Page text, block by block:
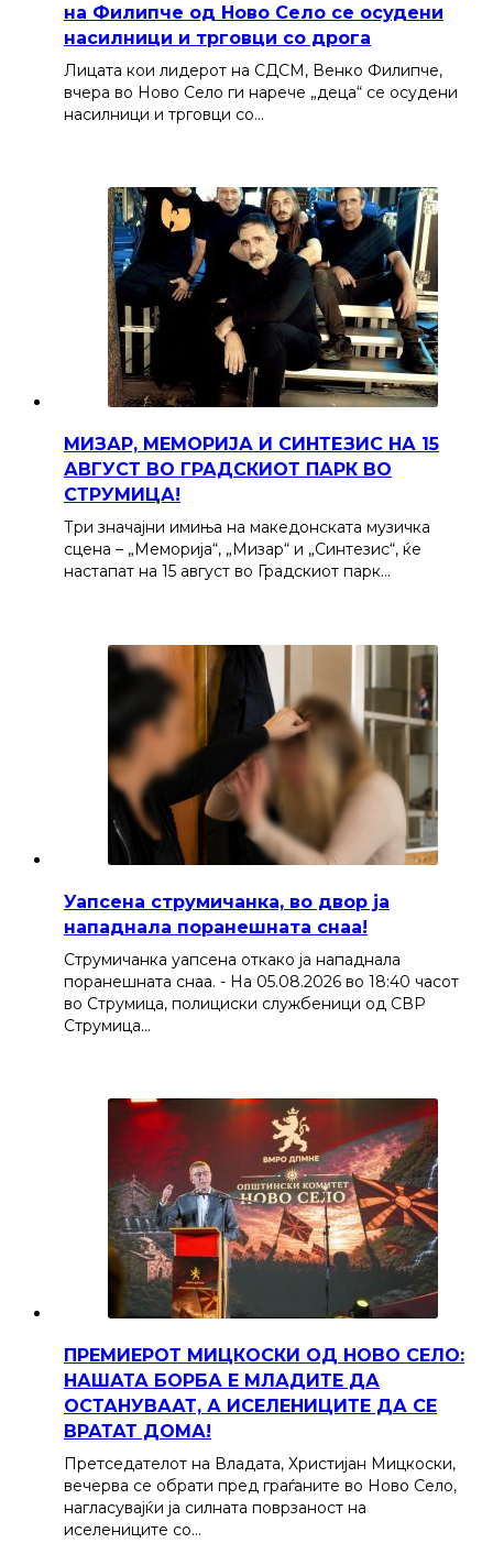
на Филипче од Ново Село се осудени
насилници и трговци со дрога
Лицата кои лидерот на СДСМ, Венко Филипче,
вчера во Ново Село ги нарече „деца“ се осудени
насилници и трговци со…
МИЗАР, МЕМОРИЈА И СИНТЕЗИС НА 15
АВГУСТ ВО ГРАДСКИОТ ПАРК ВО
СТРУМИЦА!
Три значајни имиња на македонската музичка
сцена – „Меморија“, „Мизар“ и „Синтезис“, ќе
настапат на 15 август во Градскиот парк…
Уапсена струмичанка, во двор ја
нападнала поранешната снаа!
Струмичанка уапсена откако ја нападнала
поранешната снаа. - На 05.08.2026 во 18:40 часот
во Струмица, полициски службеници од СВР
Струмица…
ПРЕМИЕРОТ МИЦКОСКИ ОД НОВО СЕЛО:
НАШАТА БОРБА Е МЛАДИТЕ ДА
ОСТАНУВААТ, А ИСЕЛЕНИЦИТЕ ДА СЕ
ВРАТАТ ДОМА!
Претседателот на Владата, Христијан Мицкоски,
вечерва се обрати пред граѓаните во Ново Село,
нагласувајќи ја силната поврзаност на
иселениците со…